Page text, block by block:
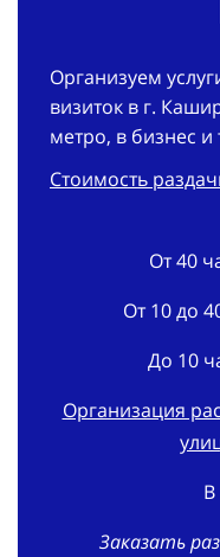
Организуем
визиток в г.
метро, в бизнес
Стоимость
От 40
От 10 до
До 10
Организация
В
Заказать